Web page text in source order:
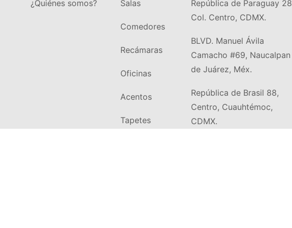
¿Quiénes somos?
Salas
Comedores
Recámaras
Oficinas
Acentos
Tapetes
República de Paraguay 28
Col. Centro, CDMX.
BLVD. Manuel Ávila
Camacho #69, Naucalpan
de Juárez, Méx.
República de Brasil 88,
Centro, Cuauhtémoc,
CDMX.